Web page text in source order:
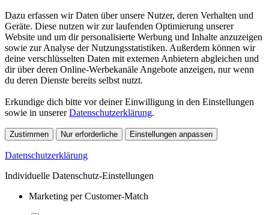
Dazu erfassen wir Daten über unsere Nutzer, deren Verhalten und
Geräte. Diese nutzen wir zur laufenden Optimierung unserer
Website und um dir personalisierte Werbung und Inhalte anzuzeigen
sowie zur Analyse der Nutzungsstatistiken. Außerdem können wir
deine verschlüsselten Daten mit externen Anbietern abgleichen und
dir über deren Online-Werbekanäle Angebote anzeigen, nur wenn
du deren Dienste bereits selbst nutzt.
Erkundige dich bitte vor deiner Einwilligung in den Einstellungen
sowie in unsererDatenschutzerklärung.
Zustimmen Nur erforderliche Einstellungen anpassen
Datenschutzerklärung
Individuelle Datenschutz-Einstellungen
Marketing per Customer-Match